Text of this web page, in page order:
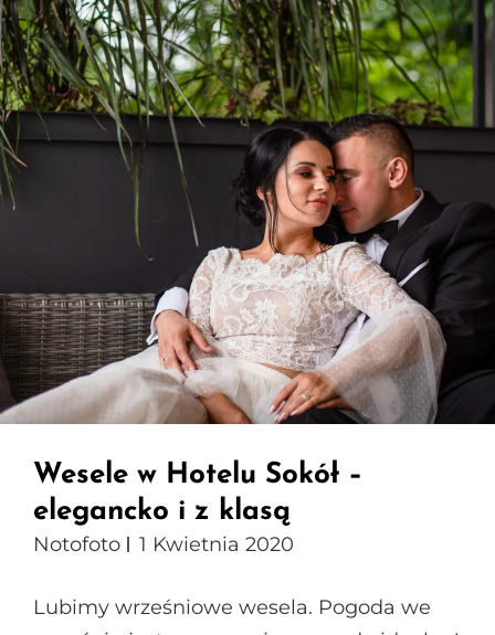
Wesele w Hotelu Sokół –
elegancko i z klasą
Notofoto 1 Kwietnia 2020
Lubimy wrześniowe wesela. Pogoda we